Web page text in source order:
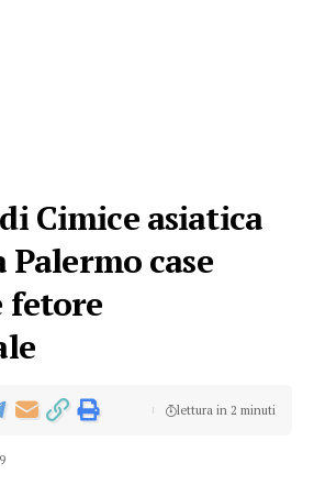
Cimice asiatica
case
fetore
lettura in 2 minuti